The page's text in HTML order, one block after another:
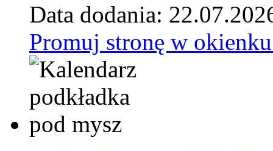
Data dodania:
Promuj stronę w